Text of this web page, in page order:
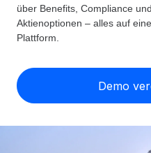
Employer of Record
Weltweites Wachstum
Contractor of
Rechtssichere,
Globales Onboarding
Country Explorer
Länderspezifische
Einfache Einstellung in
TOOLS UND RECHNER
Preise
über Benefits, Compliance
Aktienoptionen – alles auf
Plattform.
Demo